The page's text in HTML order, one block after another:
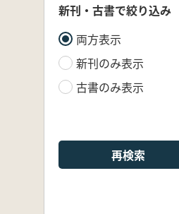
新刊・古書で絞り込み
両方表示
新刊のみ表示
古書のみ表示
再検索